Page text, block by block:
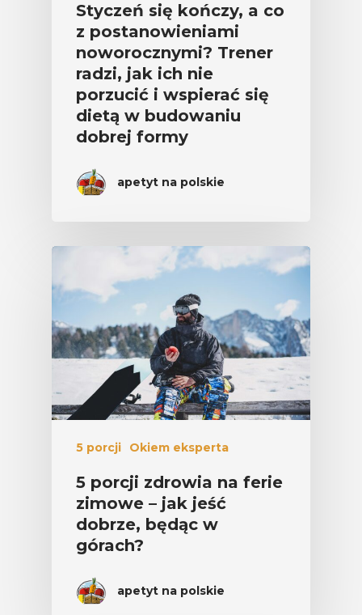
Styczeń się kończy, a co
z postanowieniami
noworocznymi? Trener
radzi, jak ich nie
porzucić i wspierać się
dietą w budowaniu
dobrej formy
apetyt na polskie
5 porcji Okiem eksperta
5 porcji zdrowia na ferie
zimowe – jak jeść
dobrze, będąc w
górach?
apetyt na polskie